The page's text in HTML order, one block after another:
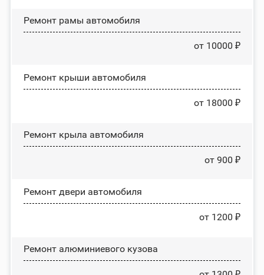
Ремонт рамы автомобиля
от 10000 ₽
Ремонт крыши автомобиля
от 18000 ₽
Ремонт крыла автомобиля
от 900 ₽
Ремонт двери автомобиля
от 1200 ₽
Ремонт алюминиевого кузова